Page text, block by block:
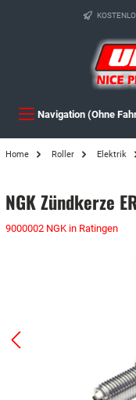
Navigation (Ohne
Home Roller Elektrik
NGK Zündkerze
9000002 NGK in Ratingen